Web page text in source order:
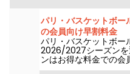
パリ・バスケットボ
の会員向け早割料金
パリ・バスケットボー
2026/2027シーズンを
ンはお得な料金での会
す！ 欧州の名門戦、